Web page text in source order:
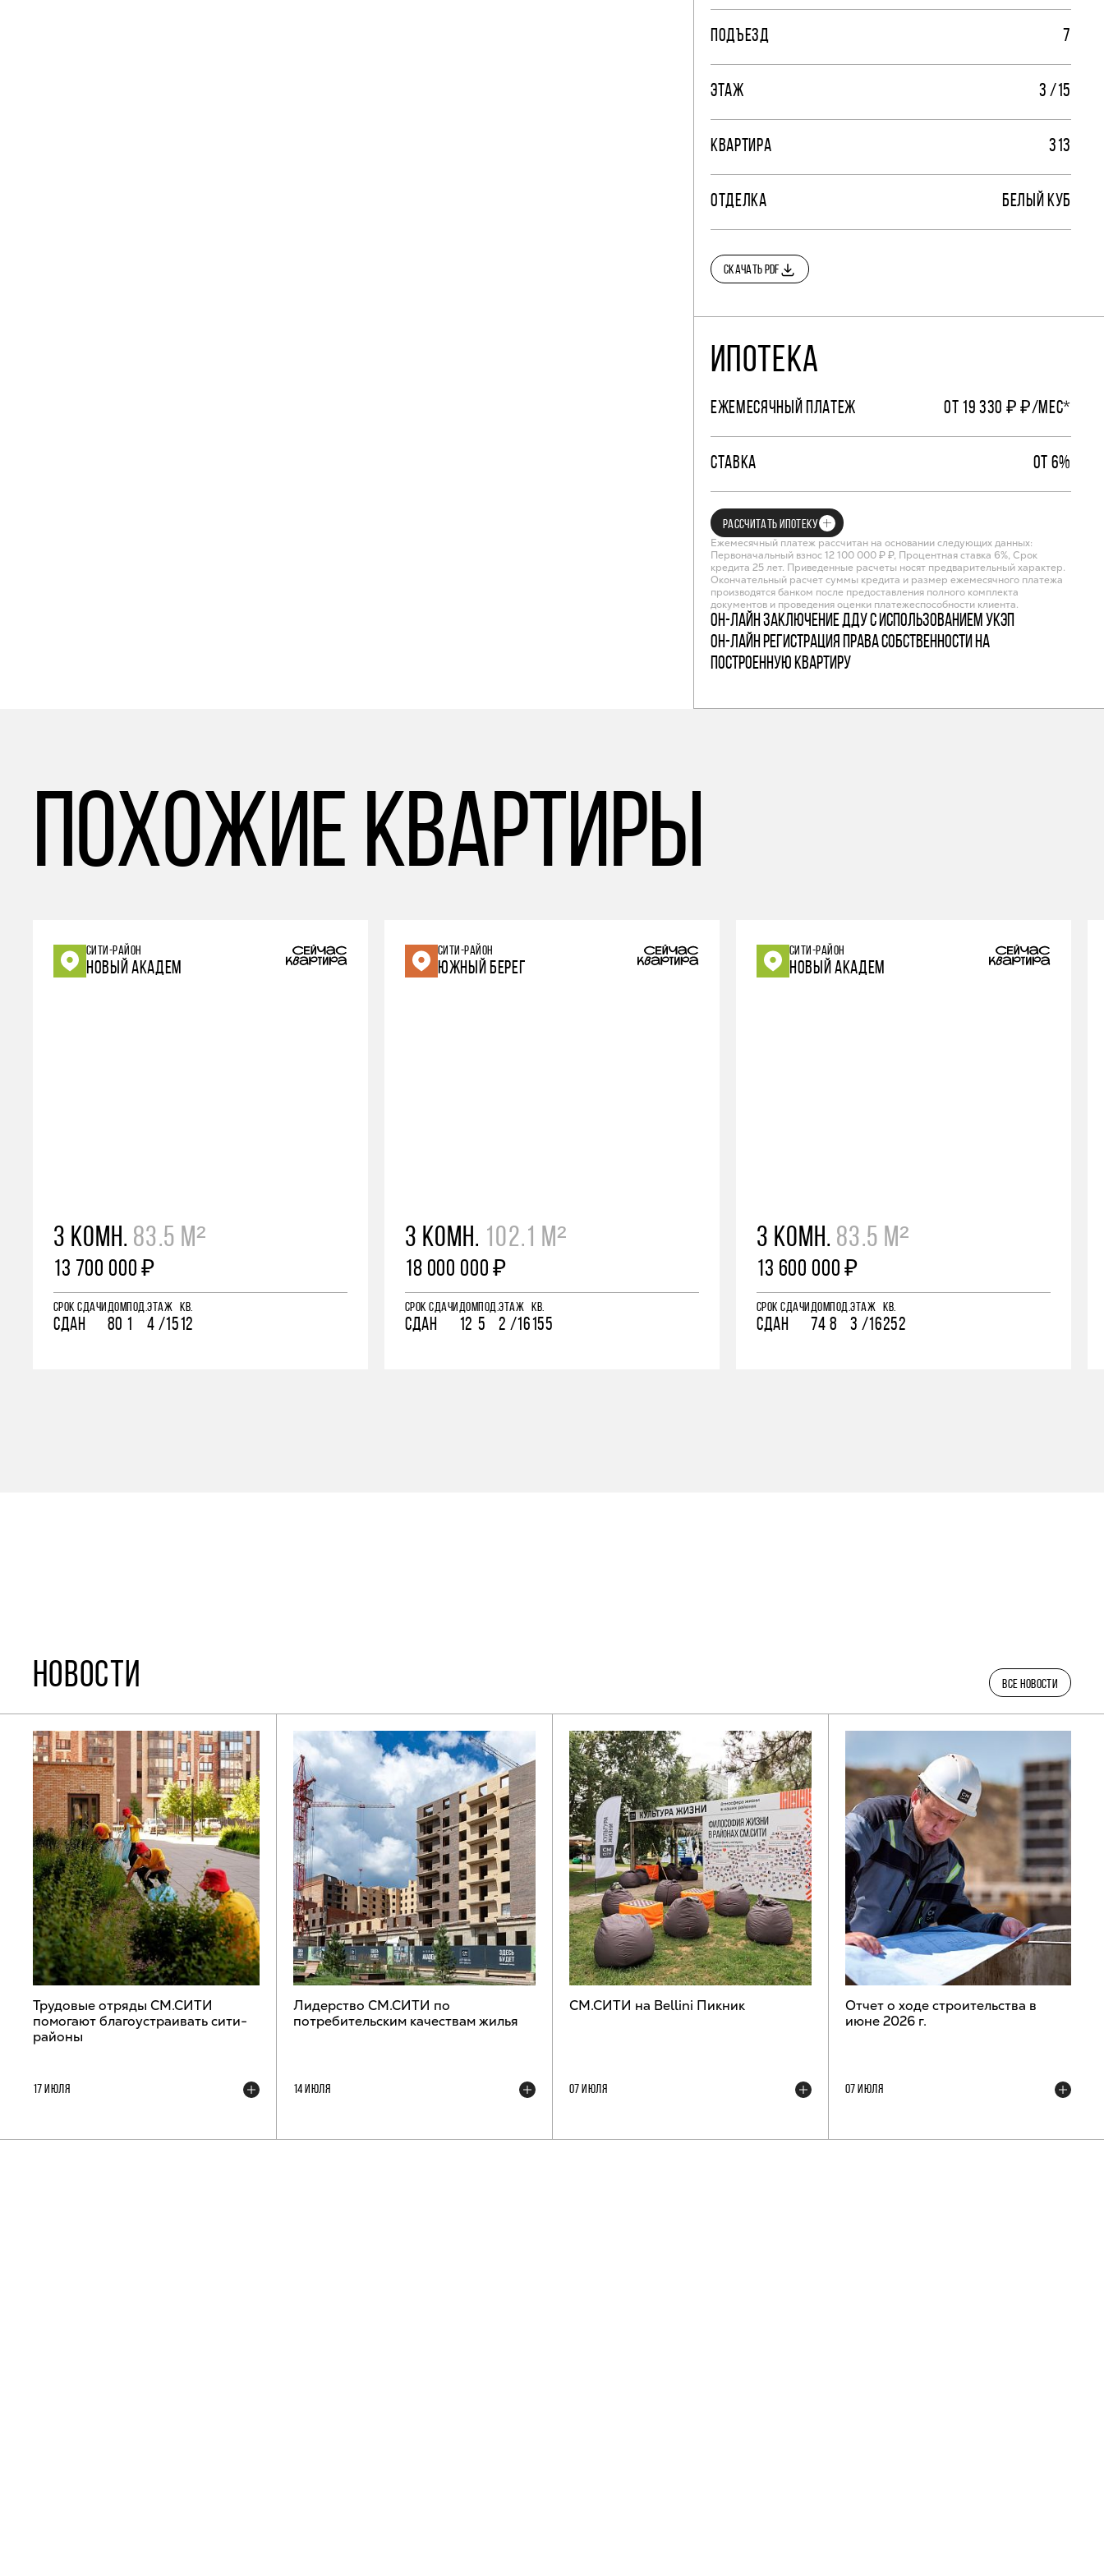
ПОДЪЕЗД 7
ЭТАЖ 3 /15
КВАРТИРА 313
ОТДЕЛКА БЕЛЫЙ КУБ
СКАЧАТЬ PDF
ИПОТЕКА
ЕЖЕМЕСЯЧНЫЙ ПЛАТЕЖ ОТ 19 330 ₽ ₽/МЕС*
СТАВКА ОТ 6%
РАССЧИТАТЬ ИПОТЕКУ
Ежемесячный платеж рассчитан на основании следующих данных:
Первоначальный взнос 12 100 000 ₽ ₽, Процентная ставка 6%, Срок
кредита 25 лет. Приведенные расчеты носят предварительный характер.
Окончательный расчет суммы кредита и размер ежемесячного платежа
производятся банком после предоставления полного комплекта
документов и проведения оценки платежеспособности клиента.
Он-лайн заключение ДДУ с использованием УКЭП
Он-лайн регистрация права собственности на
построенную квартиру
похожие квартиры
СИТИ-РАЙОН
НОВЫЙ АКАДЕМ
3 КОМН. 83.5 М²
13 700 000 ₽
СРОК СДАЧИ
СДАН
ДОМ
80
ПОД.
1
ЭТАЖ
4 /15
КВ.
12
СИТИ-РАЙОН
ЮЖНЫЙ БЕРЕГ
3 КОМН. 102.1 М²
18 000 000 ₽
СРОК СДАЧИ
СДАН
ДОМ
12
ПОД.
5
ЭТАЖ
2 /16
КВ.
155
СИТИ-РАЙОН
НОВЫЙ АКАДЕМ
3 КОМН. 83.5 М²
13 600 000 ₽
СРОК СДАЧИ
СДАН
ДОМ
74
ПОД.
8
ЭТАЖ
3 /16
КВ.
252
НОВОСТИ ВСЕ НОВОСТИ
Трудовые отряды СМ.СИТИ
помогают благоустраивать сити-
районы
17 ИЮЛЯ
Лидерство СМ.СИТИ по
потребительским качествам жилья
14 ИЮЛЯ
СМ.СИТИ на Bellini Пикник
07 ИЮЛЯ
Отчет о ходе строительства в
июне 2026 г.
07 ИЮЛЯ